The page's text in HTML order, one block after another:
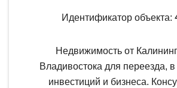
Идентификатор объекта:
Недвижимость от
Владивостока для переезда,
инвестиций и бизнеса.